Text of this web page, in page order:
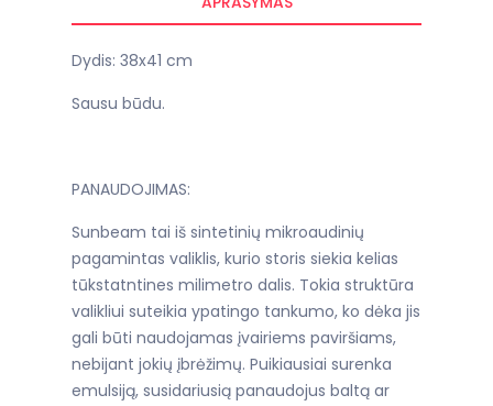
Dydis: 38x41 cm
Sausu būdu.
PANAUDOJIMAS:
Sunbeam tai iš sintetinių mikroaudinių
pagamintas valiklis, kurio storis siekia kelias
tūkstatntines milimetro dalis. Tokia struktūra
valikliui suteikia ypatingo tankumo, ko dėka jis
gali būti naudojamas įvairiems paviršiams,
nebijant jokių įbrėžimų. Puikiausiai surenka
emulsiją, susidariusią panaudojus baltą ar